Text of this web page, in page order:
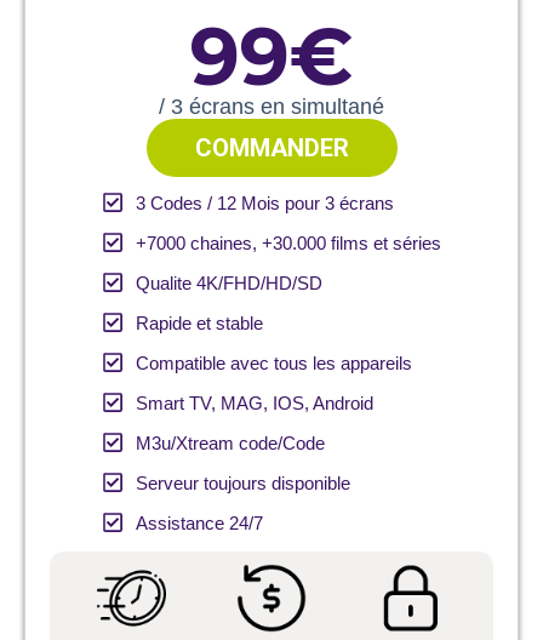
99€
/ 3 écrans en simultané
COMMANDER
3 Codes / 12 Mois pour 3 écrans
+7000 chaines, +30.000 films et séries
Qualite 4K/FHD/HD/SD
Rapide et stable
Compatible avec tous les appareils
Smart TV, MAG, IOS, Android
M3u/Xtream code/Code
Serveur toujours disponible
Assistance 24/7